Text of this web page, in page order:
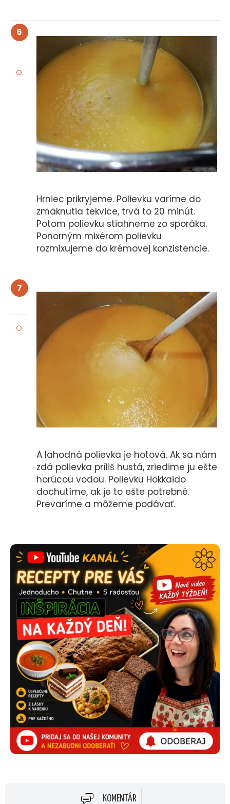
6
Hrniec prikryjeme. Polievku varíme do
zmäknutia tekvice, trvá to 20 minút.
Potom polievku stiahneme zo sporáka.
Ponorným mixérom polievku
rozmixujeme do krémovej konzistencie.
7
A lahodná polievka je hotová. Ak sa nám
zdá polievka príliš hustá, zriedime ju ešte
horúcou vodou. Polievku Hokkaido
dochutíme, ak je to ešte potrebné.
Prevaríme a môžeme podávať.
KOMENTÁR